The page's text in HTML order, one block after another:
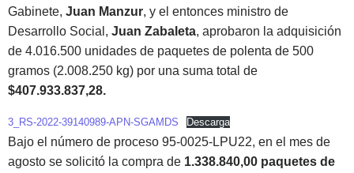
Gabinete, Juan Manzur, y el entonces ministro de
Desarrollo Social, Juan Zabaleta, aprobaron la adquisición
de 4.016.500 unidades de paquetes de polenta de 500
gramos (2.008.250 kg) por una suma total de
$407.933.837,28.
3_RS-2022-39140989-APN-SGAMDS Descarga
Bajo el número de proceso 95-0025-LPU22, en el mes de
agosto se solicitó la compra de 1.338.840,00 paquetes de